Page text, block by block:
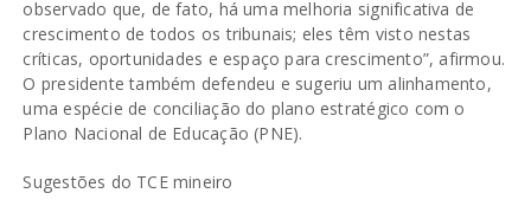
observado que, de fato, há uma melhoria significativa de
crescimento de todos os tribunais; eles têm visto nestas
críticas, oportunidades e espaço para crescimento”, afirmou.
O presidente também defendeu e sugeriu um alinhamento,
uma espécie de conciliação do plano estratégico com o
Plano Nacional de Educação (PNE).
Sugestões do TCE mineiro